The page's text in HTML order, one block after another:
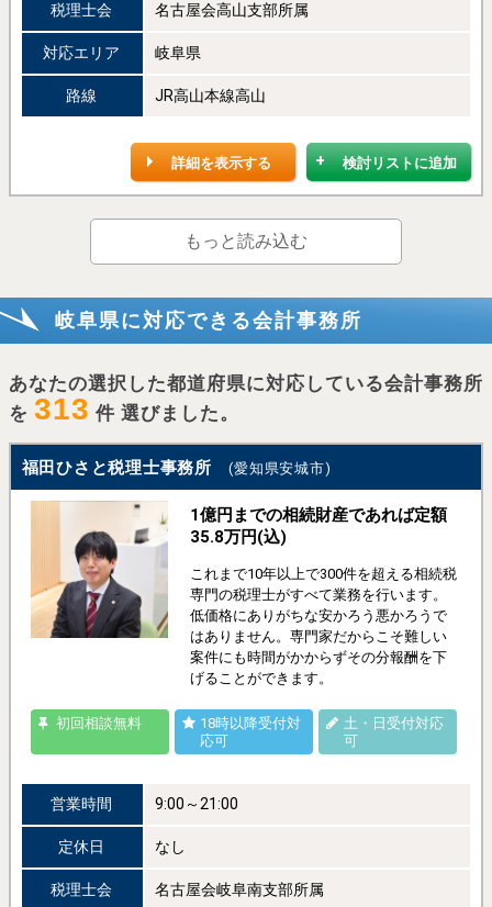
税理士会 名古屋会高山支部所属
対応エリア 岐阜県
路線 JR高山本線高山
検討リストに追加
詳細を表示する
もっと読み込む
岐阜県に対応できる会計事務所
あなたの選択した都道府県に対応している会計事務所
を 313 件 選びました。
福田ひさと税理士事務所 (愛知県安城市)
1億円までの相続財産であれば定額
35.8万円(込)
これまで10年以上で300件を超える相続税
専門の税理士がすべて業務を行います。
低価格にありがちな安かろう悪かろうで
はありません。専門家だからこそ難しい
案件にも時間がかからずその分報酬を下
げることができます。
初回相談無料
18時以降受付対
応可
土・日受付対応
可
営業時間 9:00～21:00
定休日 なし
税理士会 名古屋会岐阜南支部所属